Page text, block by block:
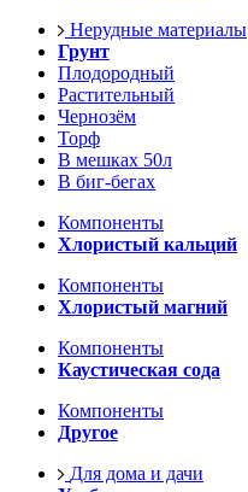
Нерудные материалы
Грунт
Плодородный
Растительный
Чернозём
Торф
В мешках 50л
В биг-бегах
Компоненты
Хлористый кальций
Компоненты
Хлористый магний
Компоненты
Каустическая сода
Компоненты
Другое
Для дома и дачи